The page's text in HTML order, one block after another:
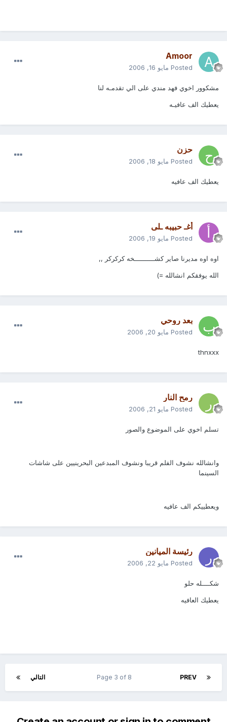
Amoor
Posted مايو 16, 2006
مشكوور اخوي فهد مندي على الي تقدمـه لنا
يعطيك الف عافيـه
حزن
Posted مايو 18, 2006
يعطيك الف عافيه
أغـ حبيبه ـلى
Posted مايو 19, 2006
اوه اوه مديرنا صاير كشــــــــــخه كركركر ,,
الله يوفقكم انشالله =)
بعد روحي
Posted مايو 20, 2006
thnxxx
رمح النار
Posted مايو 21, 2006
تسلم اخوي على الموضوع والصور
وانشالله نشوف الفلم قريبا ونشوف المبدعين البحرينيين على شاشات
السينما
ويعطييكم الف عافيه
رئيسة الميانين
Posted مايو 22, 2006
شكــــله حلو
يعطيك العافيه
PREV التالي Page 3 of 8